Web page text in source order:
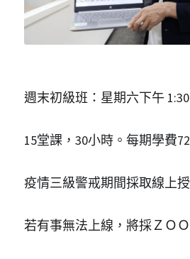
週末初級班：星期六下午
15堂課，30小時。每期學費
疫情三級警戒期間採取線上授
若有事無法上線，將採ＺＯ